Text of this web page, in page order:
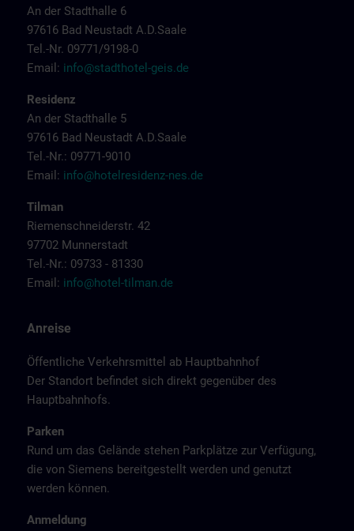
An der Stadthalle 6
97616 Bad Neustadt A.D.Saale
Tel.-Nr. 09771/9198-0
Email: info@stadthotel-geis.de
Residenz
An der Stadthalle 5
97616 Bad Neustadt A.D.Saale
Tel.-Nr.: 09771-9010
Email: info@hotelresidenz-nes.de
Tilman
Riemenschneiderstr. 42
97702 Munnerstadt
Tel.-Nr.: 09733 - 81330
Email: info@hotel-tilman.de
Anreise
Öffentliche Verkehrsmittel ab Hauptbahnhof
Der Standort befindet sich direkt gegenüber des
Hauptbahnhofs.
Parken
Rund um das Gelände stehen Parkplätze zur Verfügung,
die von Siemens bereitgestellt werden und genutzt
werden können.
Anmeldung